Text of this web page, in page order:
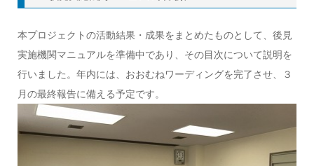
本プロジェクトの活動結果・成果をまとめたものとして、後見
実施機関マニュアルを準備中であり、その目次について説明を
行いました。年内には、おおむねワーディングを完了させ、３
月の最終報告に備える予定です。